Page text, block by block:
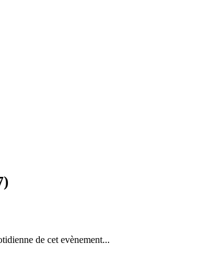
de cet evènement...